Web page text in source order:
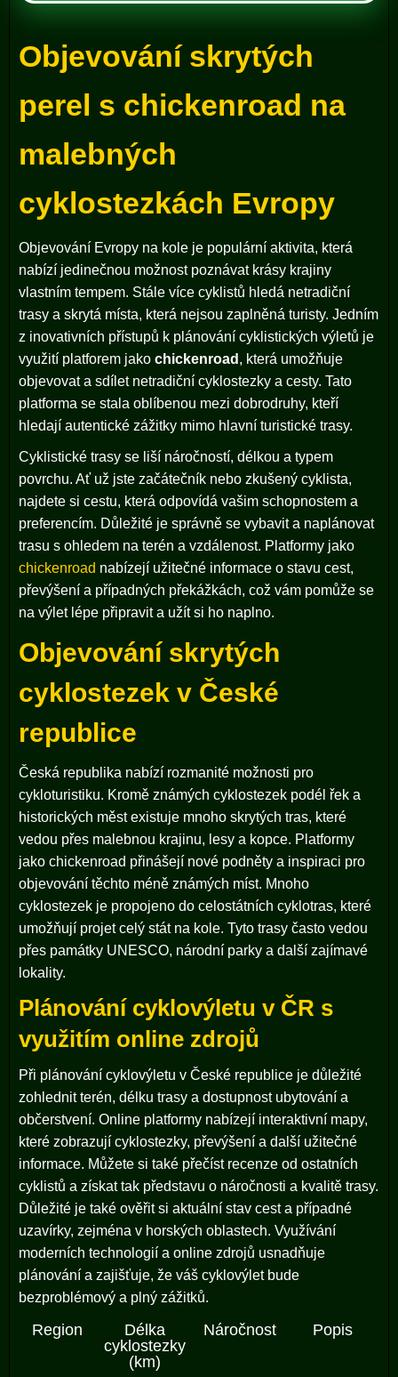
Objevování skrytých
perel s chickenroad na
malebných
cyklostezkách Evropy
Objevování Evropy na kole je populární aktivita, která
nabízí jedinečnou možnost poznávat krásy krajiny
vlastním tempem. Stále více cyklistů hledá netradiční
trasy a skrytá místa, která nejsou zaplněná turisty. Jedním
z inovativních přístupů k plánování cyklistických výletů je
využití platforem jako chickenroad , která umožňuje
objevovat a sdílet netradiční cyklostezky a cesty. Tato
platforma se stala oblíbenou mezi dobrodruhy, kteří
hledají autentické zážitky mimo hlavní turistické trasy.
Cyklistické trasy se liší náročností, délkou a typem
povrchu. Ať už jste začátečník nebo zkušený cyklista,
najdete si cestu, která odpovídá vašim schopnostem a
preferencím. Důležité je správně se vybavit a naplánovat
trasu s ohledem na terén a vzdálenost. Platformy jako
chickenroad nabízejí užitečné informace o stavu cest,
převýšení a případných překážkách, což vám pomůže se
na výlet lépe připravit a užít si ho naplno.
Objevování skrytých
cyklostezek v České
republice
Česká republika nabízí rozmanité možnosti pro
cykloturistiku. Kromě známých cyklostezek podél řek a
historických měst existuje mnoho skrytých tras, které
vedou přes malebnou krajinu, lesy a kopce. Platformy
jako chickenroad přinášejí nové podněty a inspiraci pro
objevování těchto méně známých míst. Mnoho
cyklostezek je propojeno do celostátních cyklotras, které
umožňují projet celý stát na kole. Tyto trasy často vedou
přes památky UNESCO, národní parky a další zajímavé
lokality.
Plánování cyklovýletu v ČR s
využitím online zdrojů
Při plánování cyklovýletu v České republice je důležité
zohlednit terén, délku trasy a dostupnost ubytování a
občerstvení. Online platformy nabízejí interaktivní mapy,
které zobrazují cyklostezky, převýšení a další užitečné
informace. Můžete si také přečíst recenze od ostatních
cyklistů a získat tak představu o náročnosti a kvalitě trasy.
Důležité je také ověřit si aktuální stav cest a případné
uzavírky, zejména v horských oblastech. Využívání
moderních technologií a online zdrojů usnadňuje
plánování a zajišťuje, že váš cyklovýlet bude
bezproblémový a plný zážitků.
Region
Délka
cyklostezky
(km)
Náročnost Popis